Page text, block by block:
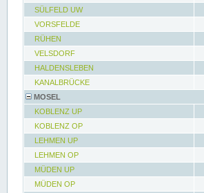
SÜLFELD UW
VORSFELDE
RÜHEN
VELSDORF
HALDENSLEBEN
KANALBRÜCKE
MOSEL
KOBLENZ UP
KOBLENZ OP
LEHMEN UP
LEHMEN OP
MÜDEN UP
MÜDEN OP